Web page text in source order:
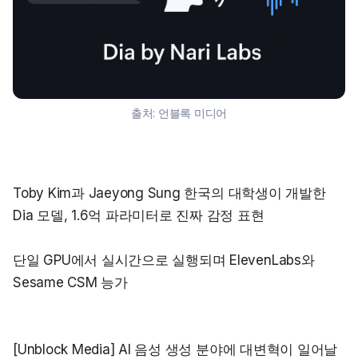
출처: 언블록 미디어
Toby Kim과 Jaeyong Sung 한국의 대학생이 개발한
Dia 모델, 1.6억 파라미터로 진짜 감정 표현
단일 GPU에서 실시간으로 실행되며 ElevenLabs와
Sesame CSM 능가
[Unblock Media] AI 음성 생성 분야에 대변혁이 일어날